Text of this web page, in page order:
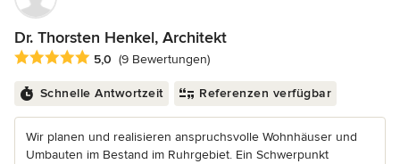
Dr. Thorsten Henkel, Architekt
Durchschnittliche Bewertung: 5 von 5 Sternen
5,0 (9 Bewertungen)
Schnelle Antwortzeit Referenzen verfügbar
Wir planen und realisieren anspruchsvolle Wohnhäuser und
Umbauten im Bestand im Ruhrgebiet. Ein Schwerpunkt